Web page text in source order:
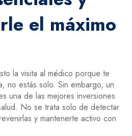
el máximo
la visita al médico porque te
no estás solo. Sin embargo, un
una de las mejores inversiones
No se trata solo de detectar
y mantenerte activo con